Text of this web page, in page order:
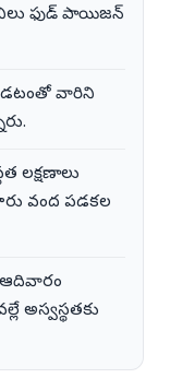
ఫుడ్ పాయిజన్
వారిని
లక్షణాలు
వంద పడకల
ఆదివారం
అస్వస్థతకు